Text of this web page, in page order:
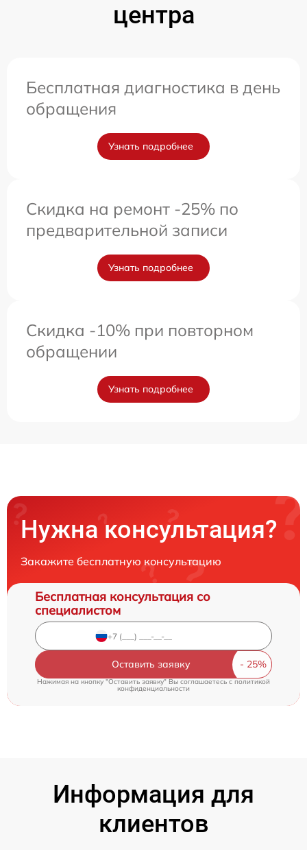
центра
Бесплатная диагностика в день
обращения
Узнать подробнее
Скидка на ремонт -25% по
предварительной записи
Узнать подробнее
Скидка -10% при повторном
обращении
Узнать подробнее
Нужна консультация?
Закажите бесплатную консультацию
Бесплатная консультация со
специалистом
Оставить заявку
Нажимая на кнопку "Оставить заявку" Вы соглашаетесь c политикой
конфиденциальности
Информация для
клиентов